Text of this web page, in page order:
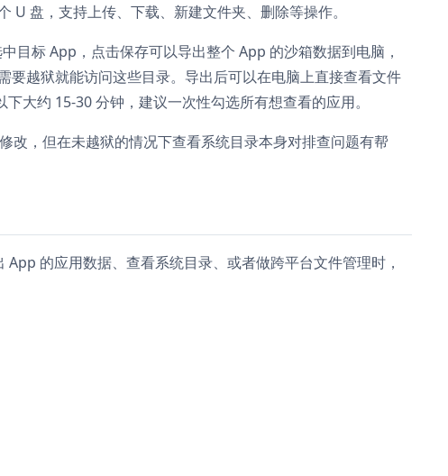
盘，支持上传、下载、新建文件夹、删除等操作。
目标 App，点击保存可以导出整个 App 的沙箱数据到电脑，
越狱就能访问这些目录。导出后可以在电脑上直接查看文件
大约 15-30 分钟，建议一次性勾选所有想查看的应用。
改，但在未越狱的情况下查看系统目录本身对排查问题有帮
的应用数据、查看系统目录、或者做跨平台文件管理时，